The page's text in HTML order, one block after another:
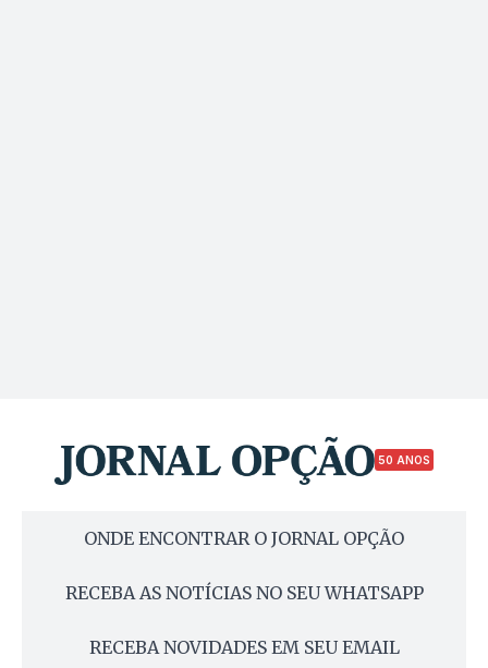
50 ANOS
ONDE ENCONTRAR O JORNAL OPÇÃO
RECEBA AS NOTÍCIAS NO SEU WHATSAPP
RECEBA NOVIDADES EM SEU EMAIL